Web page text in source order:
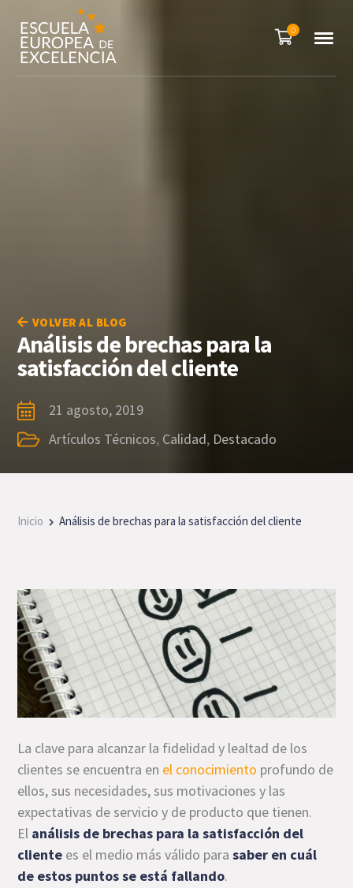
0
VOLVER AL BLOG
Análisis de brechas para la
satisfacción del cliente
21 agosto, 2019
Artículos Técnicos, Calidad, Destacado
Inicio Análisis de brechas para la satisfacción del cliente
La clave para alcanzar la fidelidad y lealtad de los
clientes se encuentra en el conocimiento profundo de
ellos, sus necesidades, sus motivaciones y las
expectativas de servicio y de producto que tienen.
El análisis de brechas para la satisfacción del
cliente es el medio más válido parasaber en cuál
de estos puntos se está fallando.